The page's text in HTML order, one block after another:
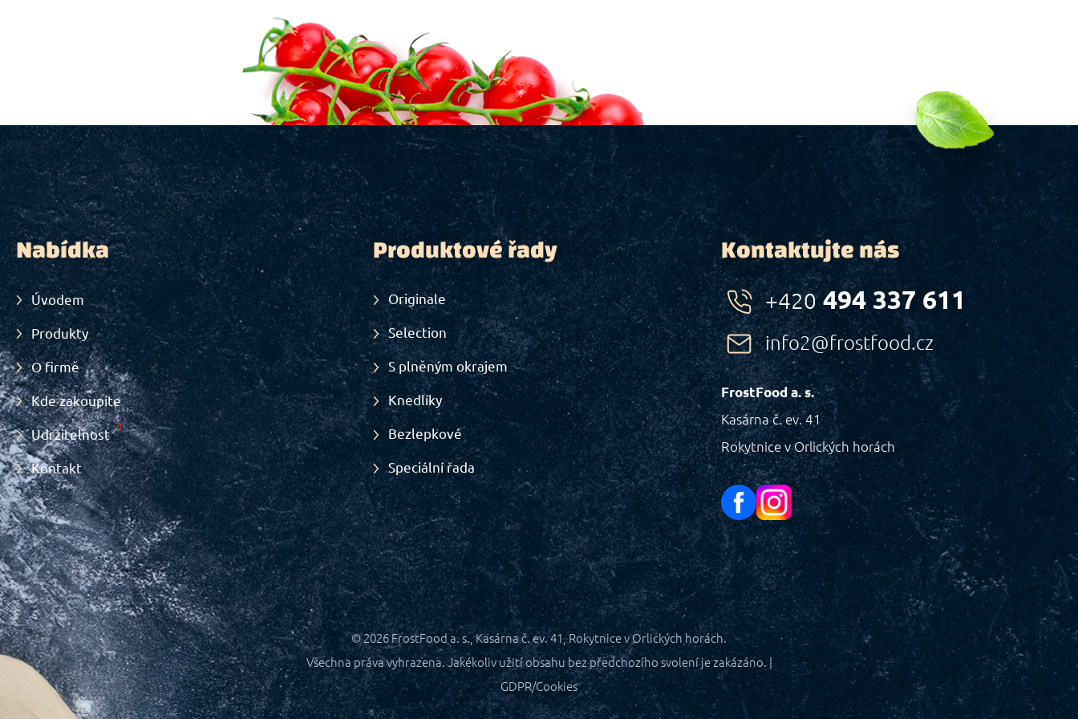
Nabídka
Úvodem
Produkty
O firmě
Kde zakoupíte
Udržitelnost
Kontakt
Produktové řady
Originale
Selection
S plněným okrajem
Knedlíky
Bezlepkové
Speciální řada
Kontaktujte nás
+420494 337 611
info2@frostfood.cz
FrostFood a. s.
Kasárna č. ev. 41
Rokytnice v Orlických horách
© 2026FrostFood a. s., Kasárna č. ev. 41, Rokytnice v Orlických horách.
Všechna práva vyhrazena. Jakékoliv užití obsahu bez předchozího svolení je zakázáno. |
GDPR/Cookies